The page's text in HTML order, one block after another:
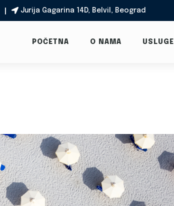
Jurija Gagarina 14D, Belvil, Beograd
POČETNA O NAMA USLUGE